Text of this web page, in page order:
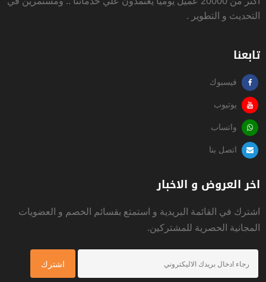
التحديث و التطوير .
تابعنا
فيسبوك
يوتيوب
واتساب
اتصل بنا
اخر العروض و الاخبار
اشترك في القائمة البريدية و استمتع بقسائم الخصم و العضويات
المجانية الحصرية للمشتركين.